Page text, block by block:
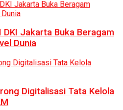
DKI Jakarta Buka Beragam
Dunia
Digitalisasi Tata Kelola